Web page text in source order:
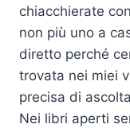
chiacchierate
non più uno a
diretto perché
trovata nei miei
precisa di
Nei libri aperti